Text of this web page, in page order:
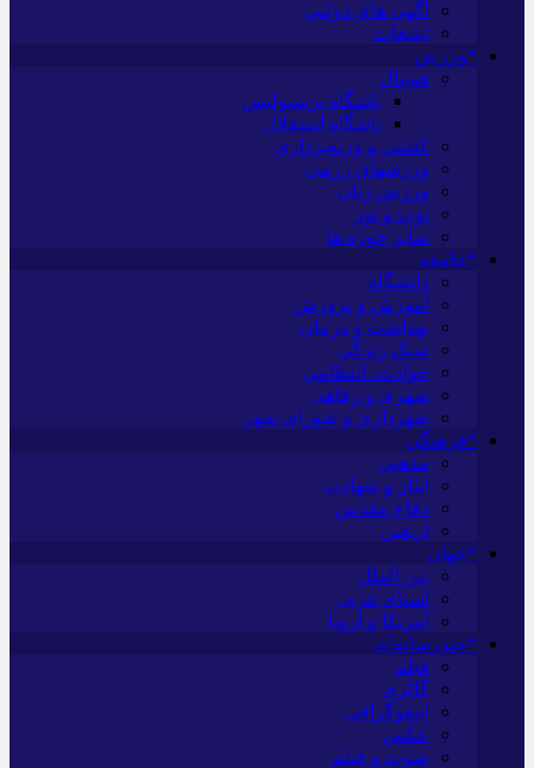
آگهی های دولتی
تبلیغات
*ورزش
فوتبال
باشگاه پرسپولیس
باشگاه استقلال
کشتی و وزنه‌برداری
ورزشهای رزمی
ورزش زنان
توپ و تور
سایر حوزه ها
*جامعه
دانشگاه
آموزش و پرورش
بهداشت و درمان
سبک زندگی
حوادث، انتظامی
شهری و رفاهی
شهرداری و شورای شهر
*فرهنگی
مذهبی
ایثار و شهادت
دفاع مقدس
اربعین
*جهان
بین الملل
آسیای غربی
آمریکا و اروپا
*چندرسانه‌ای
فیلم
گالری
اینفوگرافی
عکس
صوت و فیلم